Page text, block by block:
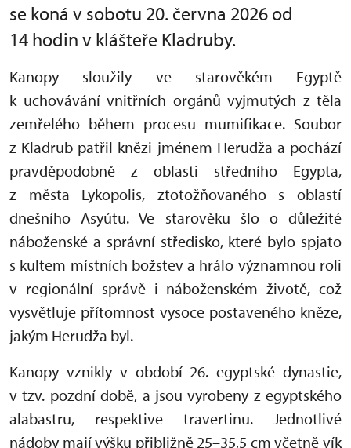
se koná v sobotu 20. června 2026 od
14 hodin v klášteře Kladruby.
Kanopy sloužily ve starověkém Egyptě
k uchovávání vnitřních orgánů vyjmutých z těla
zemřelého během procesu mumifikace. Soubor
z Kladrub patřil knězi jménem Herudža a pochází
pravděpodobně z oblasti středního Egypta,
z města Lykopolis, ztotožňovaného s oblastí
dnešního Asyútu. Ve starověku šlo o důležité
náboženské a správní středisko, které bylo spjato
s kultem místních božstev a hrálo významnou roli
v regionální správě i náboženském životě, což
vysvětluje přítomnost vysoce postaveného kněze,
jakým Herudža byl.
Kanopy vznikly v období 26. egyptské dynastie,
v tzv. pozdní době, a jsou vyrobeny z egyptského
alabastru, respektive travertinu. Jednotlivé
nádoby mají výšku přibližně 25–35,5 cm včetně vík